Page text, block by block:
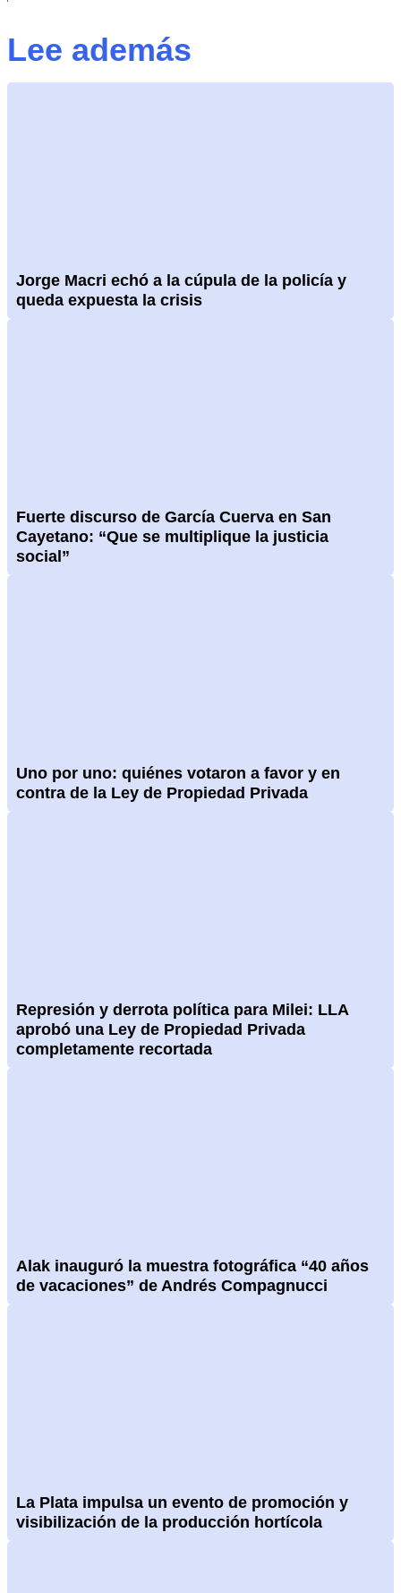
Lee además
Jorge Macri echó a la cúpula de la policía y
queda expuesta la crisis
Fuerte discurso de García Cuerva en San
Cayetano: “Que se multiplique la justicia
social”
Uno por uno: quiénes votaron a favor y en
contra de la Ley de Propiedad Privada
Represión y derrota política para Milei: LLA
aprobó una Ley de Propiedad Privada
completamente recortada
Alak inauguró la muestra fotográfica “40 años
de vacaciones” de Andrés Compagnucci
La Plata impulsa un evento de promoción y
visibilización de la producción hortícola